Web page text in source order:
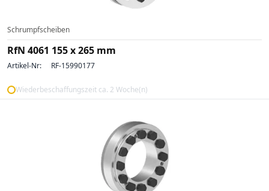
Schrumpfscheiben
RfN 4061 155 x 265 mm
Artikel-Nr: RF-15990177
Wiederbeschaffungszeit ca. 2 Woche(n)